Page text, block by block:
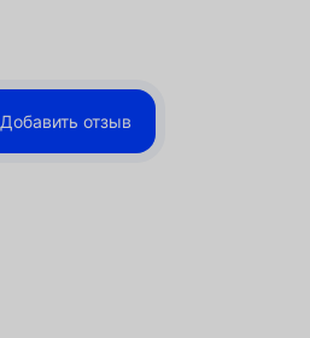
Добавить отзыв